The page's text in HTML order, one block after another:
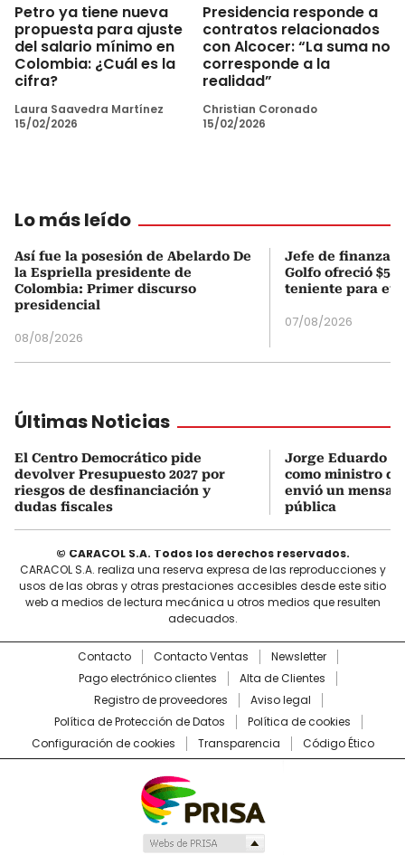
Petro ya tiene nueva
propuesta para ajuste
del salario mínimo en
Colombia: ¿Cuál es la
cifra?
Laura Saavedra Martínez
15/02/2026
Presidencia responde a
contratos relacionados
con Alcocer: “La suma no
corresponde a la
realidad”
Christian Coronado
15/02/2026
Lo más leído
Así fue la posesión de Abelardo De
la Espriella presidente de
Colombia: Primer discurso
presidencial
08/08/2026
Jefe de finanzas
Golfo ofreció
teniente para
07/08/2026
Últimas Noticias
El Centro Democrático pide
devolver Presupuesto 2027 por
riesgos de desfinanciación y
dudas fiscales
Jorge Eduardo
como ministro
envió un
pública
© CARACOL S.A. Todos los derechos reservados.
CARACOL S.A. realiza una reserva expresa de las reproducciones y
usos de las obras y otras prestaciones accesibles desde este sitio
web a medios de lectura mecánica u otros medios que resulten
adecuados.
Contacto Contacto Ventas
Newsletter
Pago electrónico clientes
Alta de Clientes
Registro de proveedores
Aviso legal
Política de Protección de Datos
Política de cookies
Configuración de cookies
Transparencia Código Ético